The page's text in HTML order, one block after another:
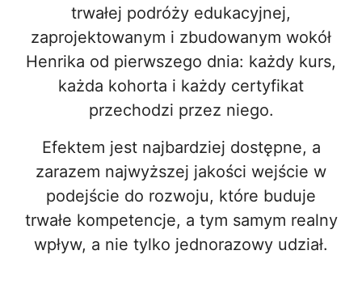
trwałej podróży edukacyjnej,
zaprojektowanym i zbudowanym wokół
Henrika od pierwszego dnia: każdy kurs,
każda kohorta i każdy certyfikat
przechodzi przez niego.
Efektem jest najbardziej dostępne, a
zarazem najwyższej jakości wejście w
podejście do rozwoju, które buduje
trwałe kompetencje, a tym samym realny
wpływ, a nie tylko jednorazowy udział.